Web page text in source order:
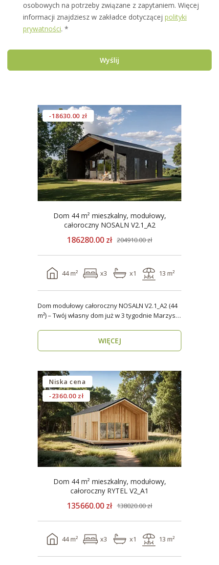
osobowych na potrzeby związane z zapytaniem. Więcej
informacji znajdziesz w zakładce dotyczącej polityki
prywatności. *
Wyślij
-18630.00 zł
Dom 44 m² mieszkalny, modułowy,
całoroczny NOSALN V2.1_A2
186280.00 zł 204910.00 zł
44 m² x3 x1 13 m²
Dom modułowy całoroczny NOSALN V2.1_A2 (44
m²) – Twój własny dom już w 3 tygodnie Marzysz
WIĘCEJ
Niska cena
-2360.00 zł
Dom 44 m² mieszkalny, modułowy,
całoroczny RYTEL V2_A1
135660.00 zł 138020.00 zł
44 m² x3 x1 13 m²